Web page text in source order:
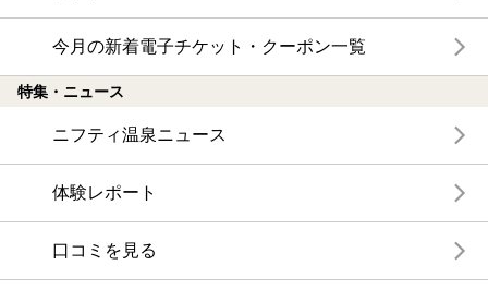
今月の新着電子チケット・クーポン一覧
特集・ニュース
ニフティ温泉ニュース
体験レポート
口コミを見る